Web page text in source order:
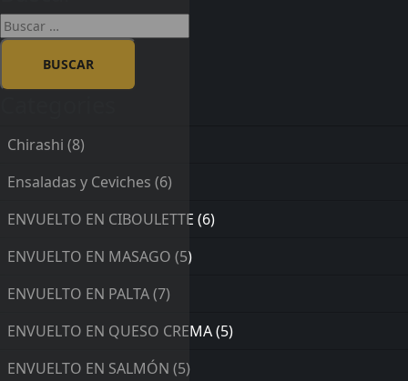
Chirashi (8)
Ensaladas y Ceviches (6)
ENVUELTO EN CIBOULETTE (6)
ENVUELTO EN MASAGO (5)
ENVUELTO EN PALTA(7)
ENVUELTO EN QUESO CREMA(5)
ENVUELTO EN SALMÓN (5)